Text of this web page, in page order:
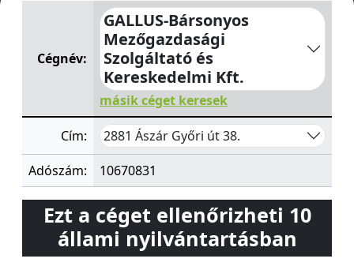
GALLUS-Bársonyos Mezőgazdasági Szolgáltató és
Cégnév:
GALLUS-Bársonyos
Mezőgazdasági
Szolgáltató és
Kereskedelmi Kft.
másik céget keresek
Cím: 2881 Ászár Győri út 38.
Adószám: 10670831
Ezt a céget ellenőrizheti 10
állami nyilvántartásban